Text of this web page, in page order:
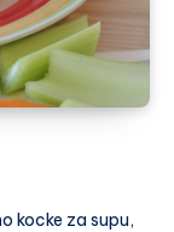
kocke za supu,